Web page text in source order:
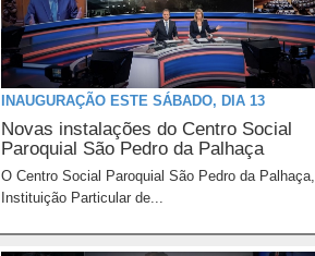
INAUGURAÇÃO ESTE SÁBADO, DIA 13
Novas instalações do Centro Social
Paroquial São Pedro da Palhaça
O Centro Social Paroquial São Pedro da Palhaça,
Instituição Particular de...